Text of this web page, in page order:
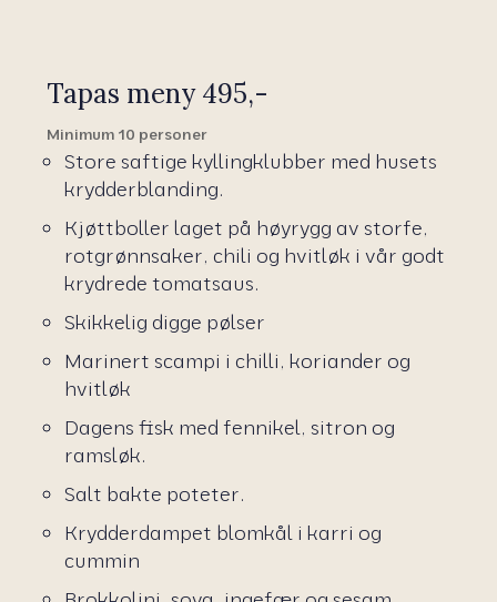
Tapas meny 495,-
Minimum 10 personer
Store saftige kyllingklubber med husets
krydderblanding.
Kjøttboller laget på høyrygg av storfe,
rotgrønnsaker, chili og hvitløk i vår godt
krydrede tomatsaus.
Skikkelig digge pølser
Marinert scampi i chilli, koriander og
hvitløk
Dagens fisk med fennikel, sitron og
ramsløk.
Salt bakte poteter.
Krydderdampet blomkål i karri og
cummin